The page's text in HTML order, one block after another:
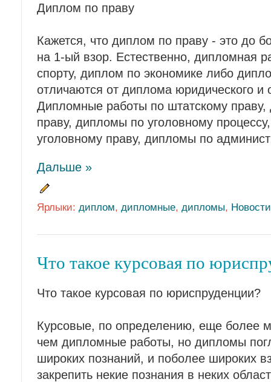
Диплом по праву
Кажется, что диплом по праву - это до
на 1-ый взор. Естественно, дипломная
спорту, диплом по экономике либо
отличаются от диплома юридического и
Дипломные работы по штатскому
праву, дипломы по уголовному
уголовному праву, дипломы по
Дальше »
Ярлыки: диплом, дипломные, дипломы, Новости
Что такое курсовая по
Что такое курсовая по юриспруденции?
Курсовые, по определению, еще более
чем дипломные работы, но дипломы
широких познаний, и поболее широких
закрепить некие познания в неких